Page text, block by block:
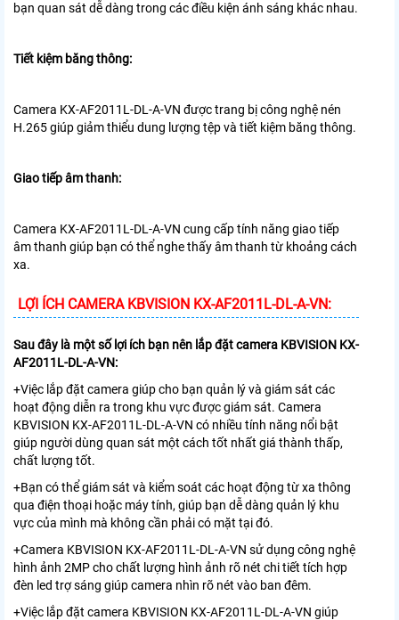
bạn quan sát dễ dàng trong các điều kiện ánh sáng khác nhau.
Tiết kiệm băng thông:
Camera KX-AF2011L-DL-A-VN được trang bị công nghệ nén
H.265 giúp giảm thiểu dung lượng tệp và tiết kiệm băng thông.
Giao tiếp âm thanh:
Camera KX-AF2011L-DL-A-VN cung cấp tính năng giao tiếp
âm thanh giúp bạn có thể nghe thấy âm thanh từ khoảng cách
xa.
LỢI ÍCH CAMERA KBVISION KX-AF2011L-DL-A-VN:
Sau đây là một số lợi ích bạn nên lắp đặt camera KBVISION KX-
AF2011L-DL-A-VN:
+Việc lắp đặt camera giúp cho bạn quản lý và giám sát các
hoạt động diễn ra trong khu vực được giám sát. Camera
KBVISION KX-AF2011L-DL-A-VN có nhiều tính năng nổi bật
giúp người dùng quan sát một cách tốt nhất giá thành thấp,
chất lượng tốt.
+Bạn có thể giám sát và kiểm soát các hoạt động từ xa thông
qua điện thoại hoặc máy tính, giúp bạn dễ dàng quản lý khu
vực của mình mà không cần phải có mặt tại đó.
+Camera KBVISION KX-AF2011L-DL-A-VN sử dụng công nghệ
hình ảnh 2MP cho chất lượng hình ảnh rõ nét chi tiết tích hợp
đèn led trợ sáng giúp camera nhìn rõ nét vào ban đêm.
+Việc lắp đặt camera KBVISION KX-AF2011L-DL-A-VN giúp